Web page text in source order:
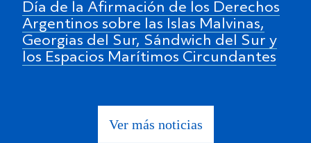
Día de la Afirmación de los Derechos
Argentinos sobre las Islas Malvinas,
Georgias del Sur, Sándwich del Sur y
los Espacios Marítimos Circundantes
Ver más noticias